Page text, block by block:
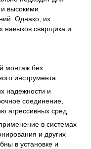
и высокими
Однако, их
навыков сварщика и
монтаж без
инструмента.
надежности и
соединение,
агрессивных сред.
в системах
и других
в установке и